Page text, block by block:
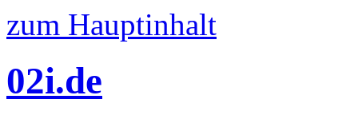
zum Hauptinhalt
02i.de